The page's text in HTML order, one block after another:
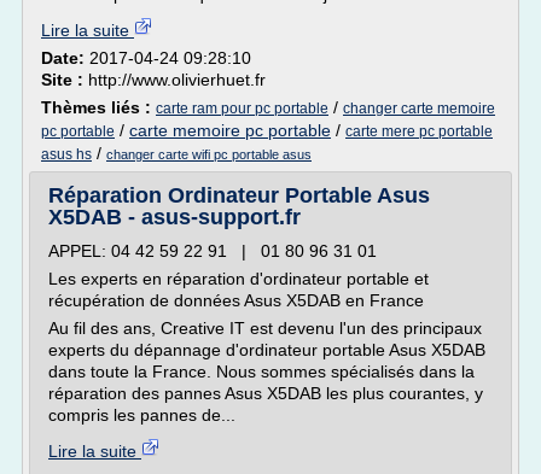
Lire la suite
Date: 2017-04-24 09:28:10
Site : http://www.olivierhuet.fr
Thèmes liés : carte ram pour pc portable / changer carte memoire
pc portable / carte memoire pc portable / carte mere pc portable
asus hs / changer carte wifi pc portable asus
Réparation Ordinateur Portable Asus
X5DAB - asus-support.fr
APPEL: 04 42 59 22 91 | 01 80 96 31 01
Les experts en réparation d'ordinateur portable et
récupération de données Asus X5DAB en France
Au fil des ans, Creative IT est devenu l'un des principaux
experts du dépannage d'ordinateur portable Asus X5DAB
dans toute la France. Nous sommes spécialisés dans la
réparation des pannes Asus X5DAB les plus courantes, y
compris les pannes de...
Lire la suite